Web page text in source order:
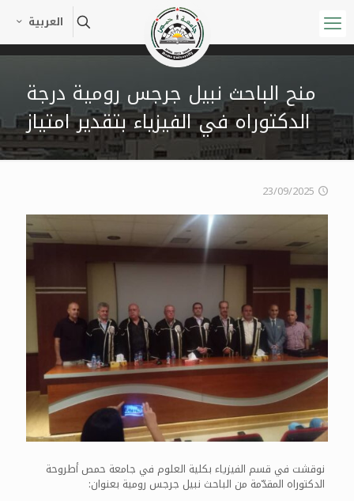
العربية
منح الباحث نبيل جرجس رومية درجة
الدكتوراه في الفيزياء بتقدير امتياز
23/09/2025
نوقشت في قسم الفيزياء بكلية العلوم في جامعة حمص أطروحة
الدكتوراه المقدّمة من الباحث نبيل جرجس رومية بعنوان: